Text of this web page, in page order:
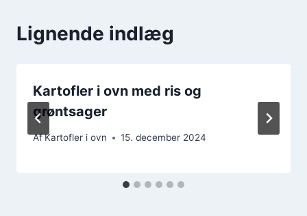
Lignende indlæg
Kartofler i ovn med ris og
grøntsager
AfKartofler i ovn 15. december 2024